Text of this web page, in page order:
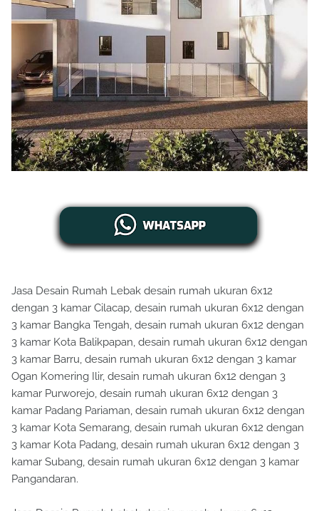
Jasa Desain Rumah Lebak desain rumah ukuran 6x12
dengan 3 kamar Cilacap, desain rumah ukuran 6x12 dengan
3 kamar Bangka Tengah, desain rumah ukuran 6x12 dengan
3 kamar Kota Balikpapan, desain rumah ukuran 6x12 dengan
3 kamar Barru, desain rumah ukuran 6x12 dengan 3 kamar
Ogan Komering Ilir, desain rumah ukuran 6x12 dengan 3
kamar Purworejo, desain rumah ukuran 6x12 dengan 3
kamar Padang Pariaman, desain rumah ukuran 6x12 dengan
3 kamar Kota Semarang, desain rumah ukuran 6x12 dengan
3 kamar Kota Padang, desain rumah ukuran 6x12 dengan 3
kamar Subang, desain rumah ukuran 6x12 dengan 3 kamar
Pangandaran.